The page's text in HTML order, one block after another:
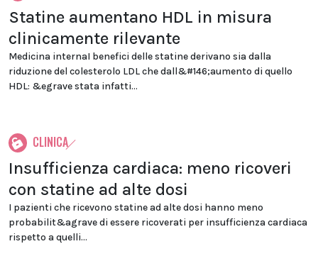
Statine aumentano HDL in misura
clinicamente rilevante
Medicina internaI benefici delle statine derivano sia dalla
riduzione del colesterolo LDL che dall&#146;aumento di quello
HDL: &egrave stata infatti...
CLINICA
Insufficienza cardiaca: meno ricoveri
con statine ad alte dosi
I pazienti che ricevono statine ad alte dosi hanno meno
probabilit&agrave di essere ricoverati per insufficienza cardiaca
rispetto a quelli...